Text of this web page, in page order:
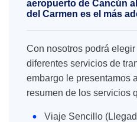
aeropuerto de Cancún
del Carmen es el más
Con nosotros podrá
diferentes servicios de
embargo le presentamos
resumen de los servicios
Viaje Sencillo